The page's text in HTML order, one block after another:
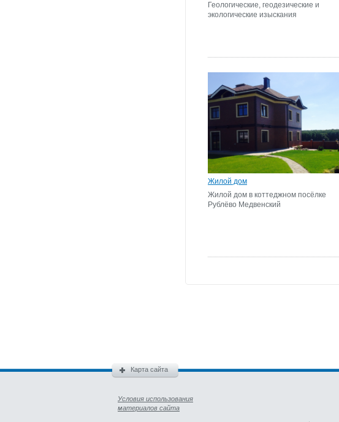
Геологические, геодезические и
экологические изыскания
Жилой дом
Жилой дом в коттеджном посёлке
Рублёво Медвенский
Карта сайта
Условия использования
материалов сайта